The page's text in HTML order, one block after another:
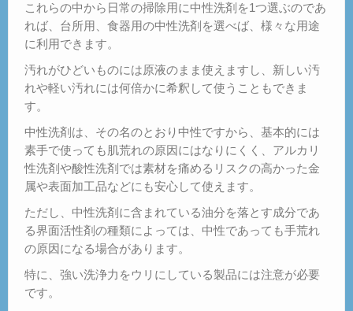
これらの中から日常の掃除用に中性洗剤を1つ選ぶのであ
れば、台所用、食器用の中性洗剤を選べば、様々な用途
に利用できます。
汚れがひどいものには原液のまま使えますし、新しい汚
れや軽い汚れには何倍かに希釈して使うこともできま
す。
中性洗剤は、その名のとおり中性ですから、基本的には
素手で使っても肌荒れの原因にはなりにくく、アルカリ
性洗剤や酸性洗剤では素材を痛めるリスクの高かった金
属や表面加工品などにも安心して使えます。
ただし、中性洗剤に含まれている油分を落とす成分であ
る界面活性剤の種類によっては、中性であっても手荒れ
の原因になる場合があります。
特に、強い洗浄力をウリにしている製品には注意が必要
です。